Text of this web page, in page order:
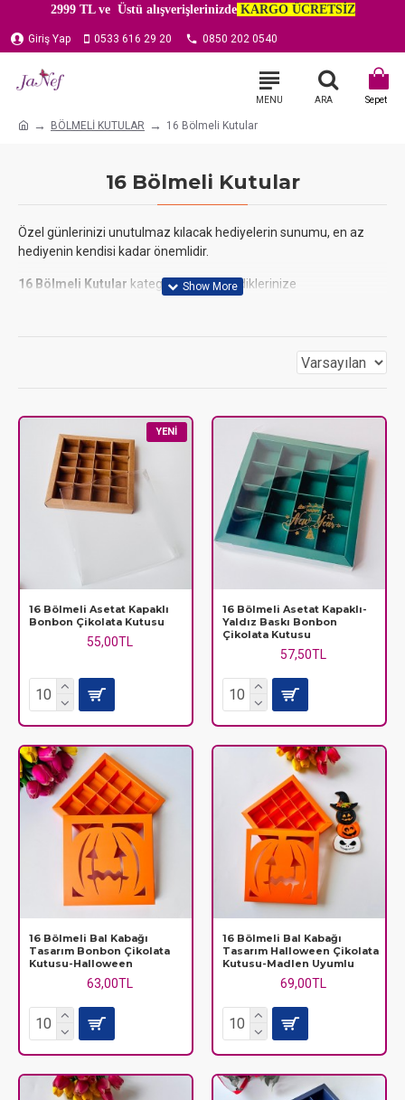
2999 TL ve Üstü alışverişlerinizdeKARGO ÜCRETSİZ
Giriş Yap 0533 616 29 20 0850 202 0540
BÖLMELİ KUTULAR 16 Bölmeli Kutular
16 Bölmeli Kutular
Özel günlerinizi unutulmaz kılacak hediyelerin sunumu, en az
hediyenin kendisi kadar önemlidir.
16 Bölmeli Kutular kategorimizde, sevdiklerinize
Anneler Günü, Sevgililer Günü, Bayram, Yılbaşıve
sağlar. Şık tasarımları sayesinde hediyelerinize profesyonel bir
görünüm katabilir ve sevdiklerinize verdiğiniz değeri
hissettirebilirsiniz.
YENI
16 Bölmeli Asetat Kapaklı
Bonbon Çikolata Kutusu
55,00TL
16 Bölmeli Asetat Kapaklı-
Yaldız Baskı Bonbon
Çikolata Kutusu
57,50TL
16 Bölmeli Bal Kabağı
Tasarım Bonbon Çikolata
Kutusu-Halloween
63,00TL
16 Bölmeli Bal Kabağı
Tasarım Halloween Çikolata
Kutusu-Madlen Uyumlu
69,00TL